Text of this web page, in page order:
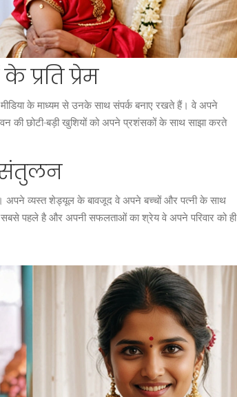
प्रति प्रेम
के माध्यम से उनके साथ संपर्क बनाए रखते हैं। वे अपने
की छोटी-बड़ी खुशियों को अपने प्रशंसकों के साथ साझा करते
संतुलन
अपने व्यस्त शेड्यूल के बावजूद वे अपने बच्चों और पत्नी के साथ
सबसे पहले है और अपनी सफलताओं का श्रेय वे अपने परिवार को ही